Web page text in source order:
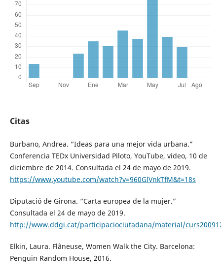
Citas
Burbano, Andrea. “Ideas para una mejor vida urbana.”
Conferencia TEDx Universidad Piloto, YouTube, video, 10 de
diciembre de 2014. Consultada el 24 de mayo de 2019.
https://www.youtube.com/watch?v=960GlVnkTfM&t=18s
Diputació de Girona. “Carta europea de la mujer.”
Consultada el 24 de mayo de 2019.
http://www.ddgi.cat/participaciociutadana/material/
Elkin, Laura. Flâneuse, Women Walk the City. Barcelona:
Penguin Random House, 2016.